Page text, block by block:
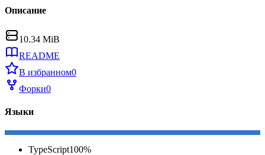
Описание
10.34 MiB
README
В избранном0
Форки0
Языки
TypeScript100%